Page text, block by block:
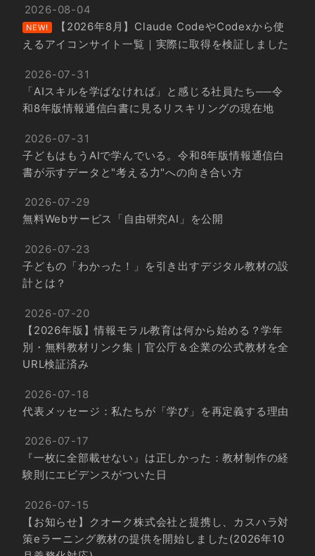
2026-08-04
NEW!
【2026年8月】Claude CodeやCodexから使
えるアイコンサイト一覧｜実際に取得を検証しました
2026-07-31
「AIスキルを学ばなければ」と感じる社員たち──令
和8年版情報通信白書に見るリスキリングの現在地
2026-07-31
子どもはもうAIで学んでいる。令和8年版情報通信白
書が示すデータと"考える力"への向き合い方
2026-07-29
無料Webサービス「自由研究AI」を公開
2026-07-23
子どもの「わかった！」を引き出すデジタル教材の設
計とは？
2026-07-20
【2026年版】情報モラル教育は何から始める？学年
別・無料教材リンク集｜官公庁＆企業の公式教材を全
URL検証済み
2026-07-18
代表メッセージ：私たちが「学び」を再定義する理由
2026-07-17
『一枚に全部載せない』は正しかった：教材制作の経
験則にエビデンスがついた日
2026-07-15
【お知らせ】クオーク株式会社と提携し、カスハラ対
策eラーニング教材の提供を開始しました(2026年10